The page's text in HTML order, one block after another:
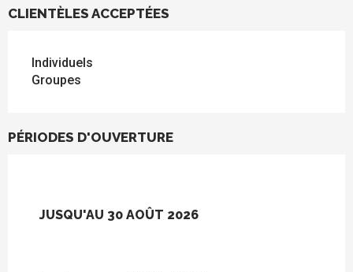
CLIENTÈLES ACCEPTÉES
Individuels
Groupes
PÉRIODES D'OUVERTURE
JUSQU'AU 30 AOÛT 2026